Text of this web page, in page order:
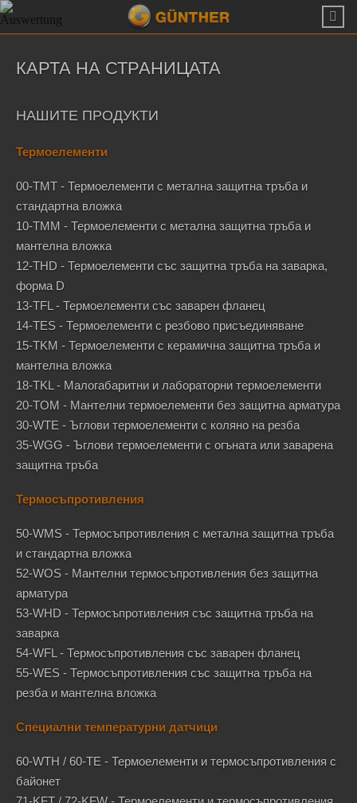
КАРТА НА СТРАНИЦАТА
НАШИТЕ ПРОДУКТИ
Термоелементи
00-TMT - Термоелементи с метална защитна тръба и
стандартна вложка
10-TMM - Термоелементи с метална защитна тръба и
мантелна вложка
12-THD - Термоелементи със защитна тръба на заварка,
форма D
13-TFL - Термоелементи със заварен фланец
14-TES - Термоелементи с резбово присъединяване
15-TKM - Термоелементи с керамична защитна тръба и
мантелна вложка
18-TKL - Малогабаритни и лабораторни термоелементи
20-TOM - Мантелни термоелементи без защитна арматура
30-WTE - Ъглови термоелементи с коляно на резба
35-WGG - Ъглови термоелементи с огъната или заварена
защитна тръба
Термосъпротивления
50-WMS - Термосъпротивления с метална защитна тръба
и стандартна вложка
52-WOS - Мантелни термосъпротивления без защитна
арматура
53-WHD - Термосъпротивления със защитна тръба на
заварка
54-WFL - Термосъпротивления със заварен фланец
55-WES - Термосъпротивления със защитна тръба на
резба и мантелна вложка
Специални температурни датчици
60-WTH / 60-TE - Термоелементи и термосъпротивления с
байонет